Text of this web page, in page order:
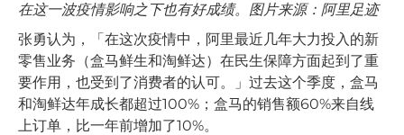
在这一波疫情影响之下也有好成绩。图片来源：阿里足迹
张勇认为，「在这次疫情中，阿里最近几年大力投入的新
零售业务（盒马鲜生和淘鲜达）在民生保障方面起到了重
要作用，也受到了消费者的认可。」过去这个季度，盒马
和淘鲜达年成长都超过100%；盒马的销售额60%来自线
上订单，比一年前增加了10%。